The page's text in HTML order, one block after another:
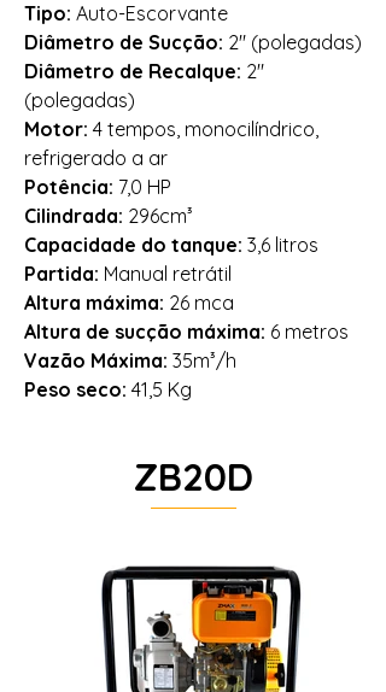
Tipo: Auto-Escorvante
Diâmetro de Sucção: 2" (polegadas)
Diâmetro de Recalque: 2"
(polegadas)
Motor: 4 tempos, monocilíndrico,
refrigerado a ar
Potência: 7,0 HP
Cilindrada: 296cm³
Capacidade do tanque: 3,6 litros
Partida: Manual retrátil
Altura máxima: 26 mca
Altura de sucção máxima: 6 metros
Vazão Máxima: 35m³/h
Peso seco: 41,5 Kg
ZB20D